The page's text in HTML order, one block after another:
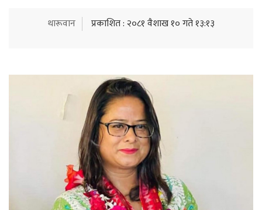
थारूवान प्रकाशित : २०८१ वैशाख १० गते १३:१३